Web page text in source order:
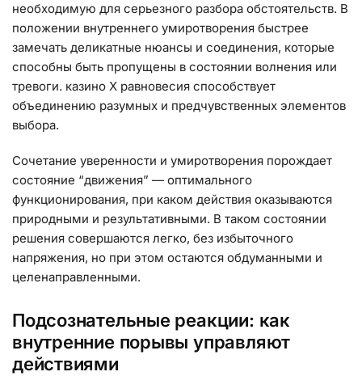
необходимую для серьезного разбора обстоятельств. В
положении внутреннего умиротворения быстрее
замечать деликатные нюансы и соединения, которые
способны быть пропущены в состоянии волнения или
тревоги. казино Х равновесия способствует
объединению разумных и предчувственных элементов
выбора.
Сочетание уверенности и умиротворения порождает
состояние “движения” — оптимального
функционирования, при каком действия оказываются
природными и результативными. В таком состоянии
решения совершаются легко, без избыточного
напряжения, но при этом остаются обдуманными и
целенаправленными.
Подсознательные реакции: как
внутренние порывы управляют
действиями